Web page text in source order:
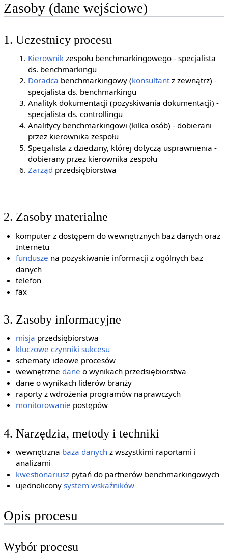
Zasoby (dane wejściowe)
1. Uczestnicy procesu
Kierownik zespołu benchmarkingowego - specjalista
ds. benchmarkingu
Doradca benchmarkingowy (konsultant z zewnątrz) -
specjalista ds. benchmarkingu
Analityk dokumentacji (pozyskiwania dokumentacji) -
specjalista ds. controllingu
Analitycy benchmarkingowi (kilka osób) - dobierani
przez kierownika zespołu
Specjalista z dziedziny, której dotyczą usprawnienia -
dobierany przez kierownika zespołu
Zarząd przedsiębiorstwa
2. Zasoby materialne
komputer z dostępem do wewnętrznych baz danych oraz
Internetu
fundusze na pozyskiwanie informacji z ogólnych baz
danych
telefon
fax
3. Zasoby informacyjne
misja przedsiębiorstwa
kluczowe czynniki sukcesu
schematy ideowe procesów
wewnętrzne dane o wynikach przedsiębiorstwa
dane o wynikach liderów branży
raporty z wdrożenia programów naprawczych
monitorowanie postępów
4. Narzędzia, metody i techniki
wewnętrzna baza danych z wszystkimi raportami i
analizami
kwestionariusz pytań do partnerów benchmarkingowych
ujednoliconysystem wskaźników
Opis procesu
Wybór procesu